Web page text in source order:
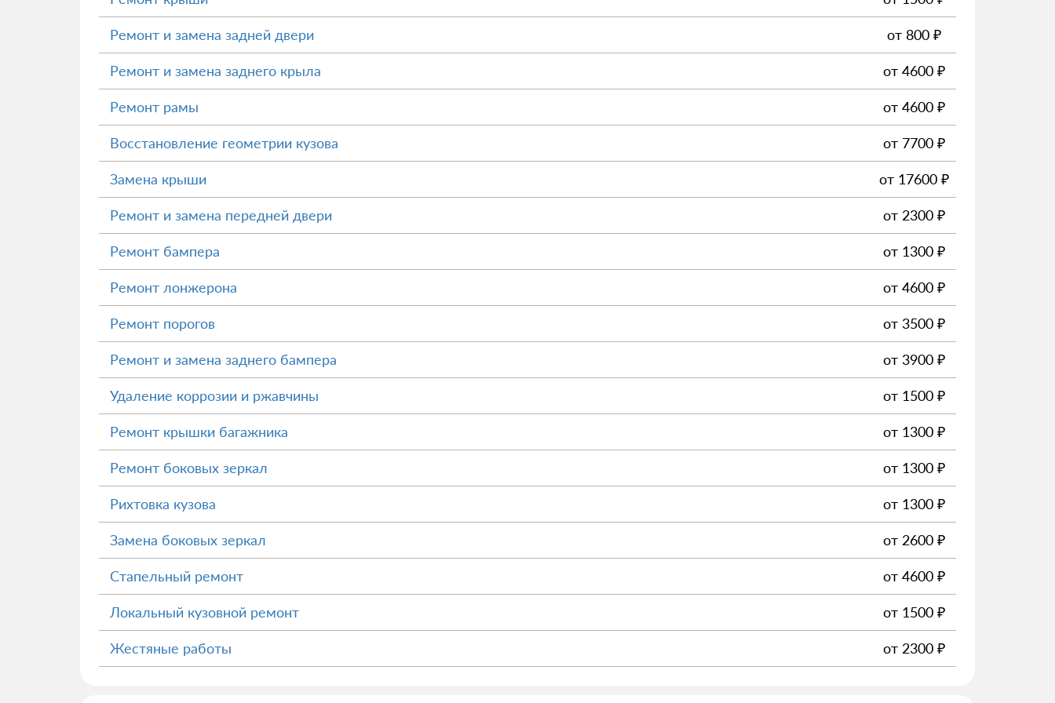
Ремонт и замена задней двери от 800 ₽
Ремонт и замена заднего крыла от 4600 ₽
Ремонт рамы от 4600 ₽
Восстановление геометрии кузова от 7700 ₽
Замена крыши от 17600 ₽
Ремонт и замена передней двери от 2300 ₽
Ремонт бампера от 1300 ₽
Ремонт лонжерона от 4600 ₽
Ремонт порогов от 3500 ₽
Ремонт и замена заднего бампера от 3900 ₽
Удаление коррозии и ржавчины от 1500 ₽
Ремонт крышки багажника от 1300 ₽
Ремонт боковых зеркал от 1300 ₽
Рихтовка кузова от 1300 ₽
Замена боковых зеркал от 2600 ₽
Стапельный ремонт от 4600 ₽
Локальный кузовной ремонт от 1500 ₽
Жестяные работы от 2300 ₽